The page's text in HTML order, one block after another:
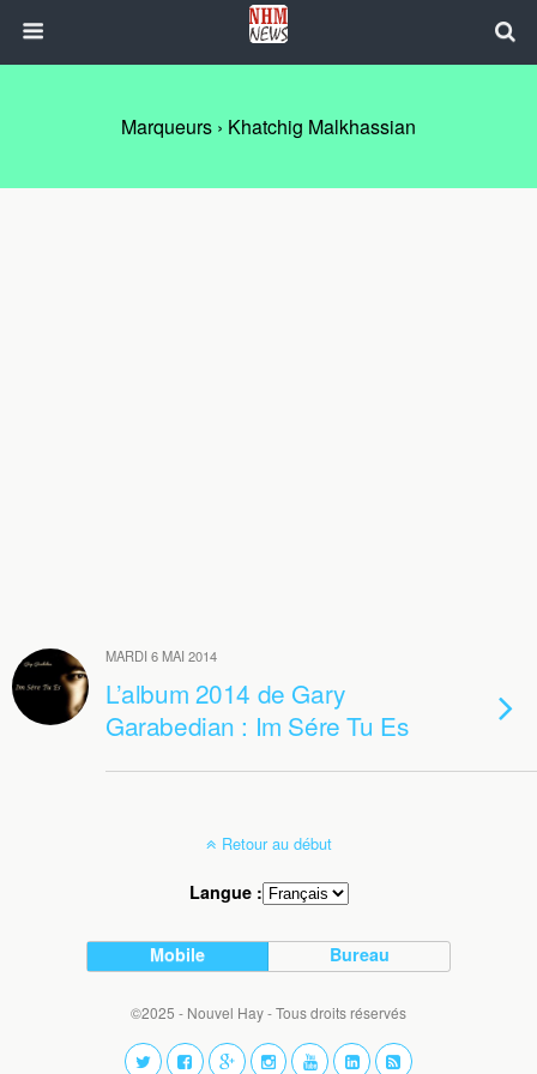
Marqueurs › Khatchig Malkhassian
MARDI 6 MAI 2014
L’album 2014 de Gary
Garabedian : Im Sére Tu Es
Retour au début
Langue :
Mobile Bureau
©2025 - Nouvel Hay - Tous droits réservés